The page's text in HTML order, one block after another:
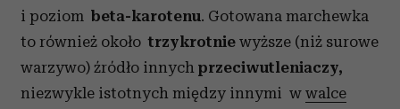
i poziom beta-karotenu. Gotowana marchewka
to również okołotrzykrotnie wyższe (niż surowe
warzywo) źródło innych przeciwutleniaczy,
niezwykle istotnych między innymi w walce